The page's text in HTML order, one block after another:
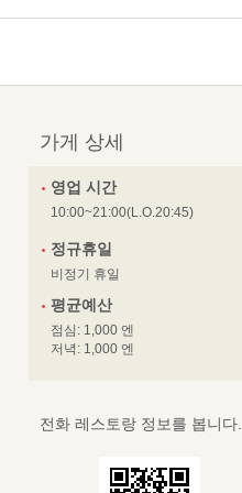
가게 상세
영업 시간
10:00~21:00(L.O.20:45)
정규휴일
비정기 휴일
평균예산
점심: 1,000 엔
저녁: 1,000 엔
전화 레스토랑 정보를 봅니다.